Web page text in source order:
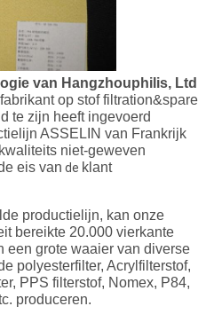
van Hangzhouphilis, Ltd
op stof filtration&spare
te zijn heeft ingevoerd
ASSELIN van Frankrijk
niet-geweven
eis van de klant
productielijn, kan onze
bereikte 20.000 vierkante
een grote waaier van diverse
polyesterfilter, Acrylfilterstof,
PPS filterstof, Nomex, P84,
produceren.